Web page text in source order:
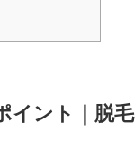
イント｜脱毛